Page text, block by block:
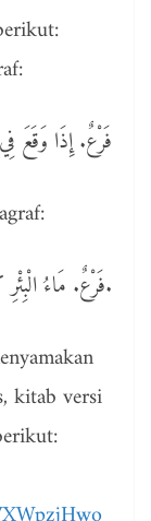
فَرْعٌ. إِذَا وَقَعَ
فَرْعٌ. مَاءُ الْبِئْرِ كَغَيْرِهِ…. فِي غَيْرِهِ مِنَ الْأَجْزَاءِ.
kitab versi